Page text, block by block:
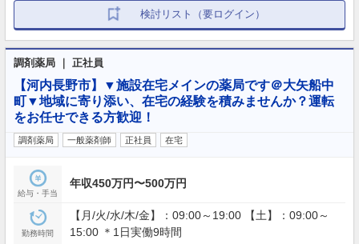
検討リスト（要ログイン）
調剤薬局 ｜ 正社員
【河内長野市】▼施設在宅メインの薬局です＠大矢船中
町▼地域に寄り添い、在宅の経験を積みませんか？運転
をお任せできる方歓迎！
調剤薬局 一般薬剤師 正社員 在宅
給与・手当
年収450万円〜500万円
勤務時間
【月/火/水/木/金】：09:00～19:00 【土】：09:00～
15:00 ＊1日実働9時間